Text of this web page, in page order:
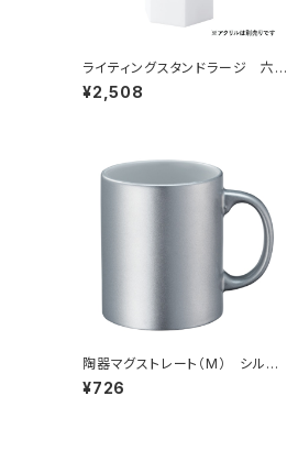
ライティングスタンドラージ 六角
MG（アクリル板対応）
¥2,508
陶器マグストレート（M） シルバ
ー MG
¥726